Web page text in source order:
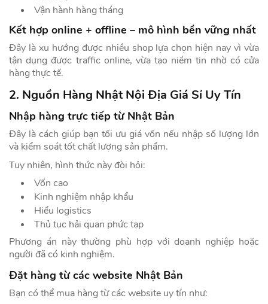
Vận hành hàng tháng
Kết hợp online + offline – mô hình bền vững nhất
Đây là xu hướng được nhiều shop lựa chọn hiện nay vì vừa
tận dụng được traffic online, vừa tạo niềm tin nhờ có cửa
hàng thực tế.
2. Nguồn Hàng Nhật Nội Địa Giá Sỉ Uy Tín
Nhập hàng trực tiếp từ Nhật Bản
Đây là cách giúp bạn tối ưu giá vốn nếu nhập số lượng lớn
và kiểm soát tốt chất lượng sản phẩm.
Tuy nhiên, hình thức này đòi hỏi:
Vốn cao
Kinh nghiệm nhập khẩu
Hiểu logistics
Thủ tục hải quan phức tạp
Phương án này thường phù hợp với doanh nghiệp hoặc
người đã có kinh nghiệm.
Đặt hàng từ các website Nhật Bản
Bạn có thể mua hàng từ các website uy tín như: